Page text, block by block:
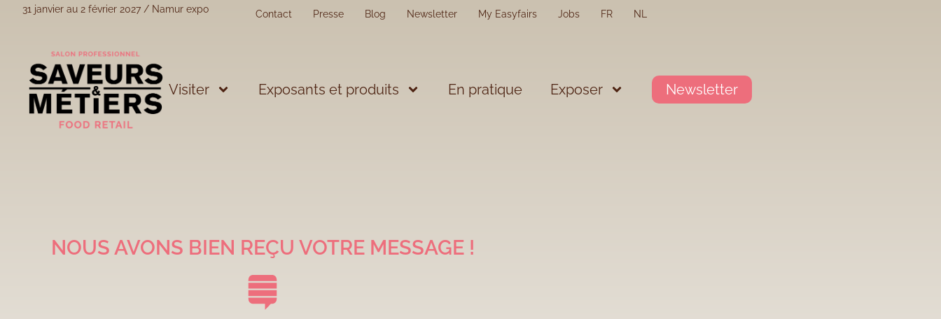
31 janvier au 2 février 2027 / Namur expo Contact Presse Blog Newsletter My Easyfairs Jobs FR NL
Visiter Exposants et produits En pratique Exposer Newsletter
NOUS AVONS BIEN REÇU VOTRE MESSAGE !